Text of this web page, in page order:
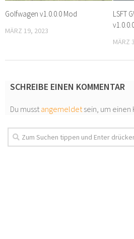
Golfwagen v1.0.0.0 Mod
MÄRZ 19, 2023
LSFT
MÄRZ
SCHREIBE EINEN KOMMENTAR
Du musstangemeldetsein, um einen